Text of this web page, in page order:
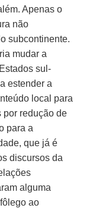
Apenas o
não
subcontinente.
mudar a
sul-
estender a
local para
por redução de
para a
que já é
discursos da
alguma
ao